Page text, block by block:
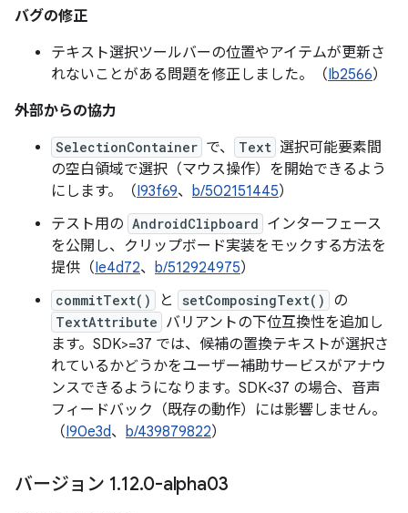
バグの修正
テキスト選択ツールバーの位置やアイテムが更新さ
れないことがある問題を修正しました。（Ib2566）
外部からの協力
SelectionContainer で、 Text 選択可能要素間
の空白領域で選択（マウス操作）を開始できるよう
にします。（I93f69、 b/502151445）
テスト用の AndroidClipboard インターフェース
を公開し、クリップボード実装をモックする方法を
提供（Ie4d72、 b/512924975）
commitText() と setComposingText() の
TextAttribute バリアントの下位互換性を追加し
ます。SDK>=37 では、候補の置換テキストが選択さ
れているかどうかをユーザー補助サービスがアナウ
ンスできるようになります。SDK<37 の場合、音声
フィードバック（既存の動作）には影響しません。
（I90e3d、 b/439879822）
バージョン 1.12.0-alpha03